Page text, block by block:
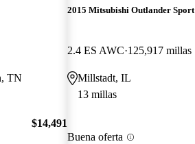
TN
$14,491
2015 Mitsubishi Outlander Sport
2.4 ES AWC 125,917 millas
Millstadt, IL
13 millas
Buena oferta